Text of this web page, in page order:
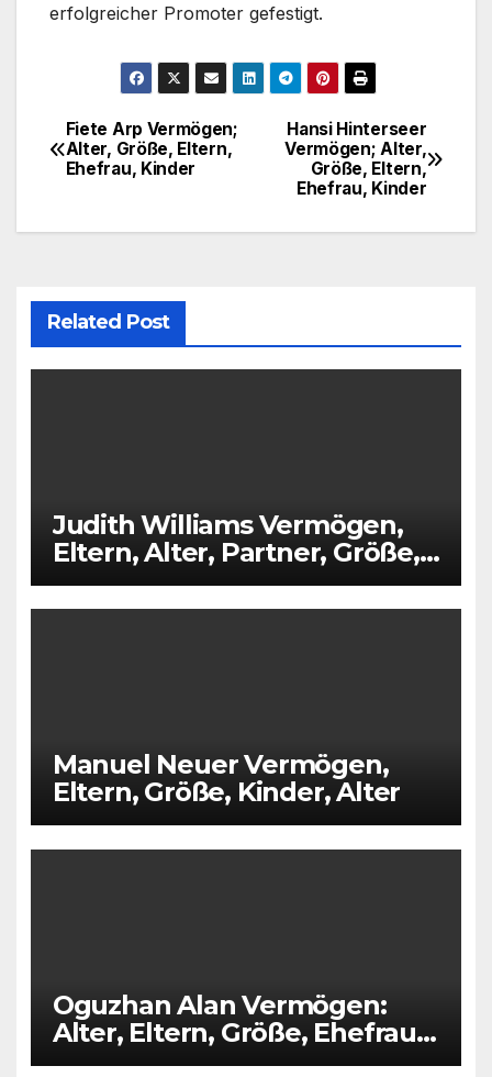
erfolgreicher Promoter gefestigt.
Post
navigation
Hansi Hinterseer
Vermögen; Alter,
Größe, Eltern,
Ehefrau, Kinder
Fiete Arp Vermögen;
Alter, Größe, Eltern,
Ehefrau, Kinder
Related Post
Judith Williams Vermögen,
Eltern, Alter, Partner, Größe,
Kinder
Manuel Neuer Vermögen,
Eltern, Größe, Kinder, Alter
Oguzhan Alan Vermögen:
Alter, Eltern, Größe, Ehefrau,
Kinder